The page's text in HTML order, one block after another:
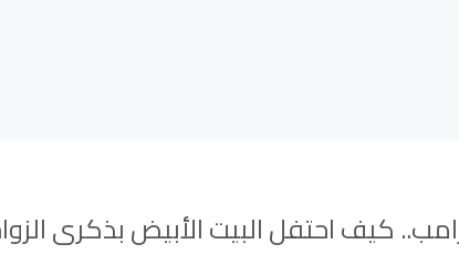
كيف احتفل البيت الأبيض بذكرى